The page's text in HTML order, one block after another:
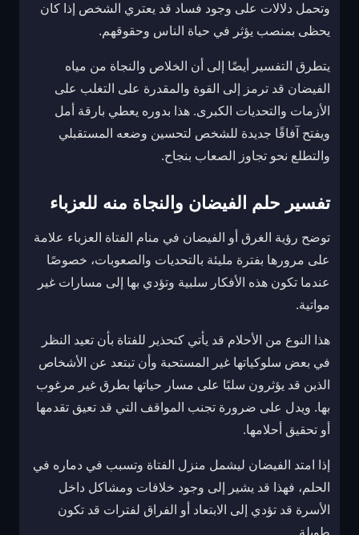
وتحمل دلالات على وجود فساد قد يعتري الشخص إذا كان
يحظى بمنصب يؤثر في حياة الناس وحقوقهم.
يتطرق التفسير أيضًا إلى أن الخلاص والنجاة من مياه
الفيضان قد ترمز إلى القوة والمقدرة على التغلب على
الأزمات والتحديات الكبرى. هذا بدوره يعطي بارقة أمل
ويفتح آفاقًا جديدة للشخص لتحسين وضعه المستقبلي
والتطلع نحو تجاوز الصعاب بنجاح.
تفسير حلم الفيضان والنجاة منه للعزباء
توضح رؤية الغرق أو الفيضان في منام الفتاة العزباء علامة
على مرورها بفترة مليئة بالتحديات والصعوبات، خصوصًا
عندما تكون هذه الأفكار سلبية وتؤدي بها إلى مسارات غير
مواتية.
هذا النوع من الأحلام قد يأتي كتحذير للفتاة بأن تعيد النظر
في بعض سلوكياتها غير المستحبة وأن تبتعد عن الأشخاص
الذين قد يؤثرون سلبًا على مسار حياتها بطرق غير مرغوب
بها. ويدل على ضرورة تجنب المواقف التي قد تعيق تقدمها
أو تحقيق أحلامها.
إذا امتد الفيضان ليشمل منزل الفتاة وتسبب في دماره في
الحلم، فهذا قد يشير إلى وجود خلافات ومشاكل داخل
الأسرة قد تؤدي إلى الابتعاد أو الفراق لفترات قد تكون
طويلة.